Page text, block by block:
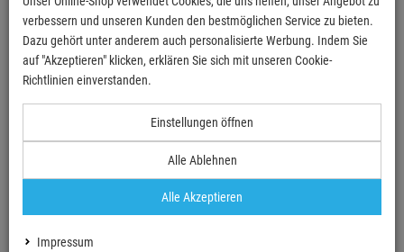
Showgear Powerport 4, Power Pro True
Artikel-Nummer:PLE614001
/ Monat
56,90 €
inkl. MwSt. zzgl Versand - frei ab 90,-€ in DE
verbessern und unseren Kunden den bestmöglichen Service zu bieten.
Dazu gehört unter anderem auch personalisierte Werbung. Indem Sie
auf "Akzeptieren" klicken, erklären Sie sich mit unseren Cookie-
Richtlinien einverstanden.
Einstellungen öffnen
Alle Ablehnen
Alle Akzeptieren
Impressum